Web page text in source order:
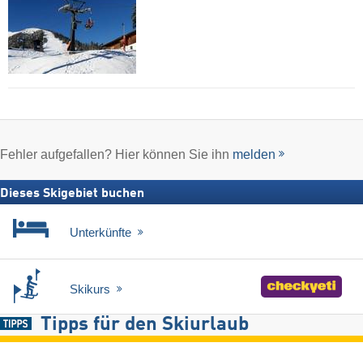
Fehler aufgefallen? Hier können Sie ihn melden
Dieses Skigebiet buchen
Unterkünfte
Skikurs
Tipps für den Skiurlaub